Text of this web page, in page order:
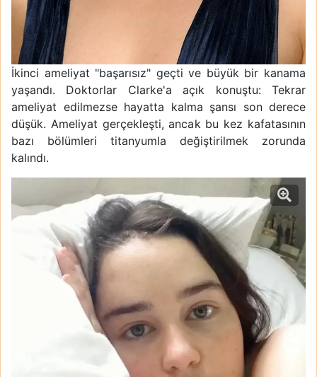
İkinci ameliyat "başarısız" geçti ve büyük bir kanama
yaşandı. Doktorlar Clarke'a açık konuştu: Tekrar
ameliyat edilmezse hayatta kalma şansı son derece
düşük. Ameliyat gerçekleşti, ancak bu kez kafatasının
bazı bölümleri titanyumla değiştirilmek zorunda
kalındı.